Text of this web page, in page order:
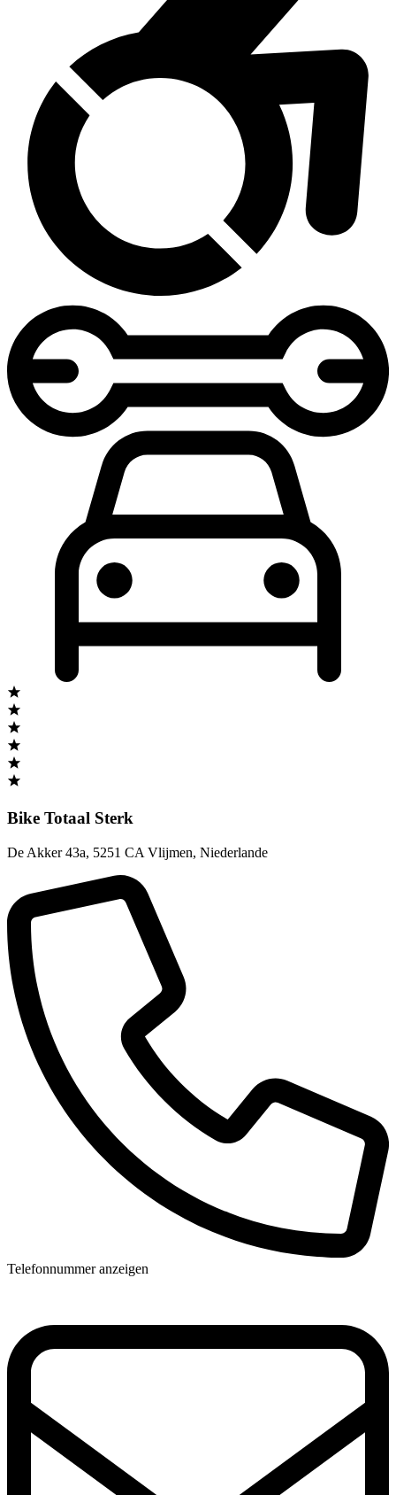
Bike Totaal Sterk
De Akker 43a, 5251 CA Vlijmen, Niederlande
Telefonnummer anzeigen